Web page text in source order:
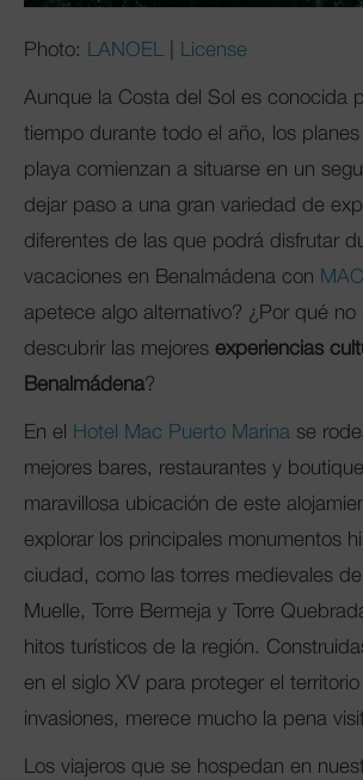
Photo: LANOEL
License
Aunque la Costa del Sol es conocida
tiempo durante todo el año, los
playa comienzan a situarse en un
dejar paso a una gran variedad de
diferentes de las que podrá disfrutar
vacaciones en Benalmádena con
apetece algo alternativo? ¿Por qué no
descubrir las mejores experiencias
Benalmádena?
En el Hotel Mac Puerto Marina se
mejores bares, restaurantes y
maravillosa ubicación de este
explorar los principales monumentos
ciudad, como las torres medievales de
Muelle, Torre Bermeja y Torre
hitos turísticos de la región.
en el siglo XV para proteger el
invasiones, merece mucho la pena
Los viajeros que se hospedan en